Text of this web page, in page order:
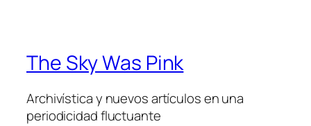
The Sky Was Pink
Archivística y nuevos artículos en una
periodicidad fluctuante